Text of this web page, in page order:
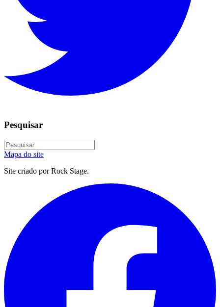
Pesquisar
Mapa do site
Site criado por Rock Stage.